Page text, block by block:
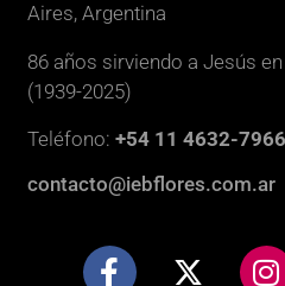
Aires, Argentina
86 años sirviendo a Jesús
(1939-2025)
Teléfono:+54 11 4632-
contacto@iebflores.com.ar
F
X
I